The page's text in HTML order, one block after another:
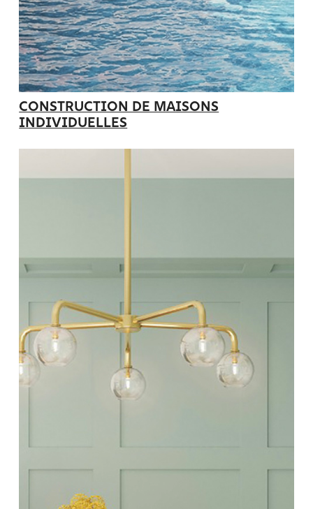
CONSTRUCTION DE MAISONS
INDIVIDUELLES